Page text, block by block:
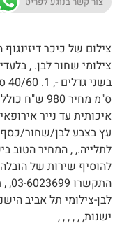
לתלייה., , המחיר הטוב
להוסיף שירות של
לבן-צילומי תל אביב
ישנות, , , , , ,